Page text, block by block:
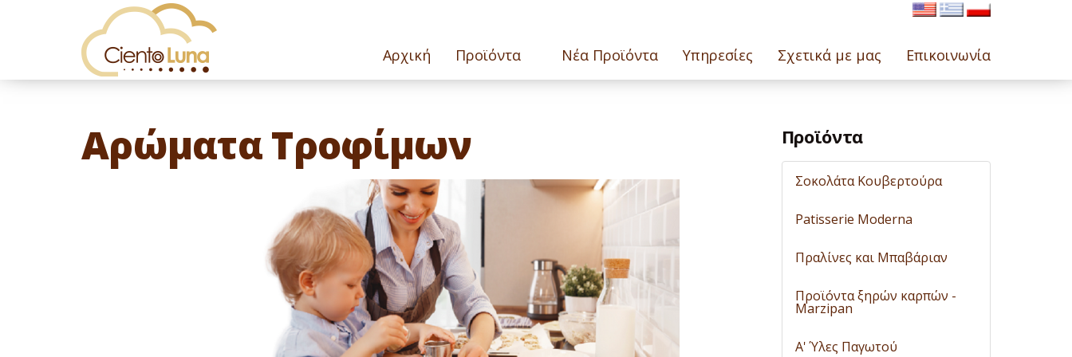
Αρχική Προϊόντα Νέα Προϊόντα Υπηρεσίες Σχετικά με μας Επικοινωνία
Αρώματα Τροφίμων Προϊόντα
Σοκολάτα Κουβερτούρα
Patisserie Moderna
Πραλίνες και Μπαβάριαν
Προϊόντα ξηρών καρπών -
Marzipan
A' Ύλες Παγωτού